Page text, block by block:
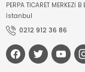
PERPA TİCARET
İstanbul
0212 912 36 86